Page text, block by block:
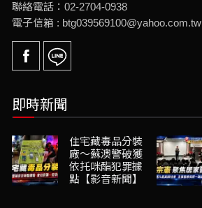
聯絡電話：02-2704-0938
電子信箱 : btg039569100@yahoo.com.tw
即時新聞
住宅藏毒品分裝
廠～蘇澳警破獲
依托咪酯犯罪據
點【影音新聞】